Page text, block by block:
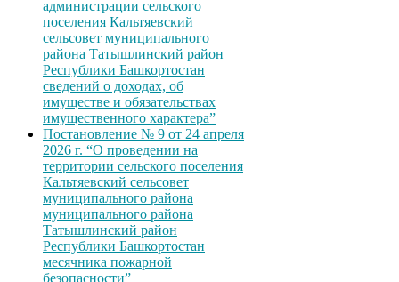
администрации сельского
поселения Кальтяевский
сельсовет муниципального
района Татышлинский район
Республики Башкортостан
сведений о доходах, об
имуществе и обязательствах
имущественного характера”
Постановление № 9 от 24 апреля
2026 г. “О проведении на
территории сельского поселения
Кальтяевский сельсовет
муниципального района
муниципального района
Татышлинский район
Республики Башкортостан
месячника пожарной
безопасности”